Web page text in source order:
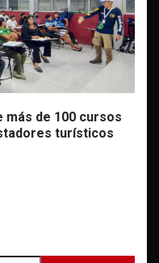
más de 100 cursos
turísticos